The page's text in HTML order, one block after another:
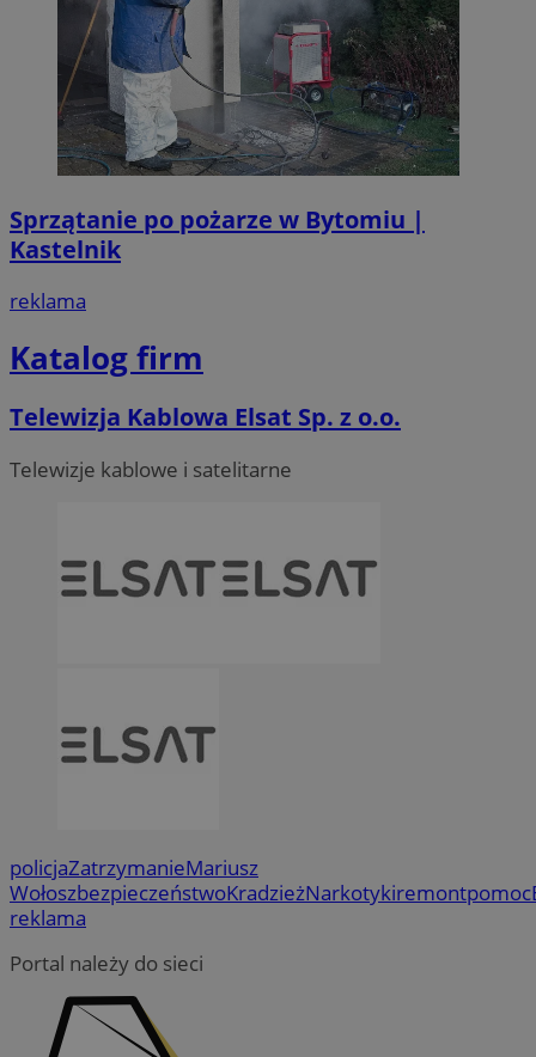
Sprzątanie po pożarze w Bytomiu |
Kastelnik
reklama
Katalog firm
Telewizja Kablowa Elsat Sp. z o.o.
Telewizje kablowe i satelitarne
policjaZatrzymanieMariusz
WołoszbezpieczeństwoKradzieżNarkotykiremontpomoc
reklama
Portal należy do sieci